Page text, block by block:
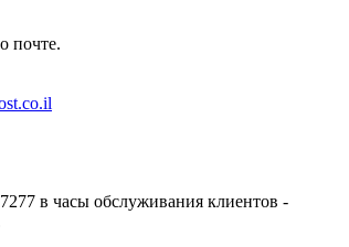
почте.
в часы обслуживания клиентов -